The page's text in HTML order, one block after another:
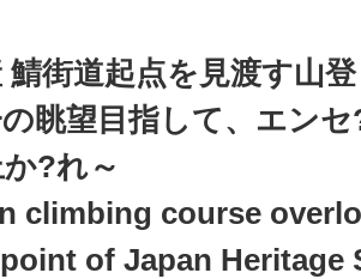
タサイクル
ンタサイクル
ル
の駅
自転車店
鯖街道起点を見渡す山
の眺望目指して、エン
?れ～
climbing course
of Japan Heritage